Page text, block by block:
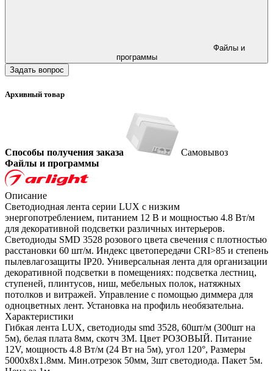
программы
Задать вопрос
Архивный товар
Способы получения заказа
Самовывоз
Файлы и программы
Описание
Светодиодная лента серии LUX с низким
энергопотреблением, питанием 12 В и мощностью 4.8 Вт/м
для декоративной подсветки различных интерьеров.
Светодиоды SMD 3528 розового цвета свечения с плотностью
расстановки 60 шт/м. Индекс цветопередачи CRI>85 и степень
пылевлагозащиты IP20. Универсальная лента для организации
декоративной подсветки в помещениях: подсветка лестниц,
ступеней, плинтусов, ниш, мебельных полок, натяжных
потолков и витражей. Управление с помощью диммера для
одноцветных лент. Установка на профиль необязательна.
Характеристики
Гибкая лента LUX, светодиоды smd 3528, 60шт/м (300шт на
5м), белая плата 8мм, скотч 3М. Цвет РОЗОВЫЙ. Питание
12V, мощность 4.8 Вт/м (24 Вт на 5м), угол 120°, Размеры
5000х8x1.8мм. Мин.отрезок 50мм, 3шт светодиода. Пакет 5м.